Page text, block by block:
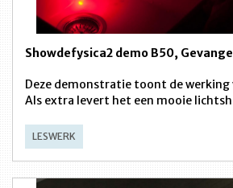
Showdefysica2 demo B50,
Deze demonstratie toont de werking
Als extra levert het een mooie
LESWERK